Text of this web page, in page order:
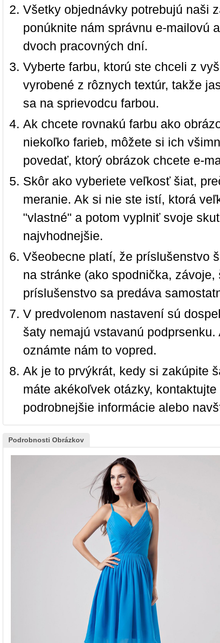
Všetky objednávky potrebujú naši
ponúknite nám správnu e-mailovú
dvoch pracovných dní.
Vyberte farbu, ktorú ste chceli z
vyrobené z rôznych textúr, takže
sa na sprievodcu farbou.
Ak chcete rovnakú farbu ako
niekoľko farieb, môžete si ich
povedať, ktorý obrázok chcete e-
Skôr ako vyberiete veľkosť šiat,
meranie. Ak si nie ste istí, ktorá
"vlastné" a potom vyplniť svoje
najvhodnejšie.
Všeobecne platí, že príslušenstvo
na stránke (ako spodnička,
príslušenstvo sa predáva
V predvolenom nastavení sú
šaty nemajú vstavanú
oznámte nám to vopred.
Ak je to prvýkrát, kedy si zakúpite
máte akékoľvek otázky,
podrobnejšie informácie alebo
Podrobnosti Obrázkov